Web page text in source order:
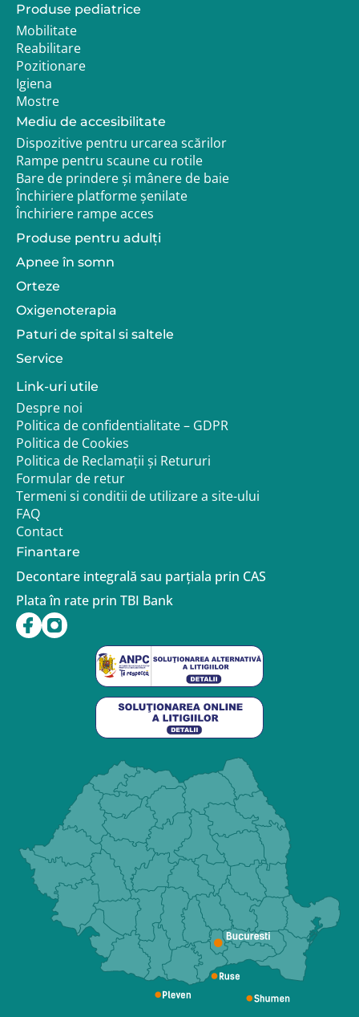
Produse pediatrice
Mobilitate
Reabilitare
Pozitionare
Igiena
Mostre
Mediu de accesibilitate
Dispozitive pentru urcarea scărilor
Rampe pentru scaune cu rotile
Bare de prindere și mânere de baie
Închiriere platforme șenilate
Închiriere rampe acces
Produse pentru adulţi
Apnee în somn
Orteze
Oxigenoterapia
Paturi de spital si saltele
Service
Link-uri utile
Despre noi
Politica de confidentialitate – GDPR
Politica de Cookies
Politica de Reclamații și Retururi
Formular de retur
Termeni si conditii de utilizare a site-ului
FAQ
Contact
Finantare
Decontare integrală sau parțiala prin CAS
Plata în rate prin TBI Bank